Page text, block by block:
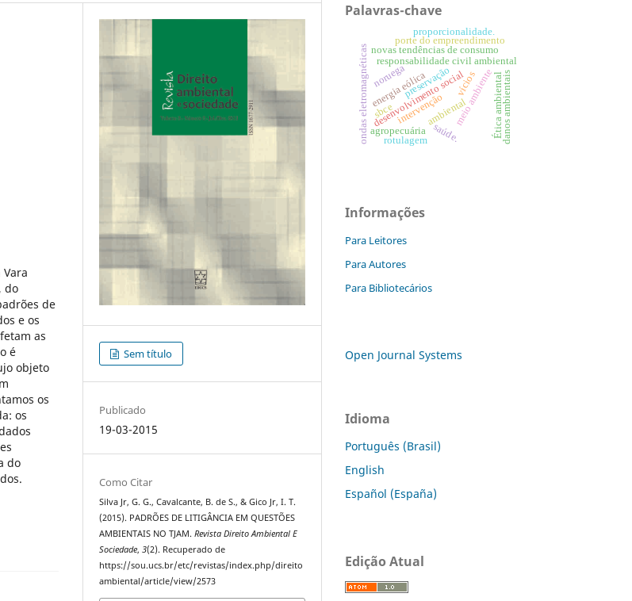
do
de
e os
as
é
objeto
os
os
do
Sem título
Publicado
19-03-2015
Como Citar
Silva Jr, G. G., Cavalcante, B. de S., & Gico Jr, I. T.
(2015). PADRÕES DE LITIGÂNCIA EM QUESTÕES
AMBIENTAIS NO TJAM.Revista Direito Ambiental E
Sociedade,3(2). Recuperado de
https://sou.ucs.br/etc/revistas/index.php/direito
ambiental/article/view/2573
Palavras-chave
ambiental
noruega
responsabilidade civil ambiental
meio ambiente
ondas eletromagnéticas saúde.
desenvolvimento social
intervenção
preservação
novas tendências de consumo
Ética ambiental
energia eólica
porte do empreendimento
agropecuária
sbce
vícios
proporcionalidade.
danos ambientais
rotulagem
Informações
Para Leitores
Para Autores
Para Bibliotecários
Open Journal Systems
Idioma
Português (Brasil)
English
Español (España)
Edição Atual